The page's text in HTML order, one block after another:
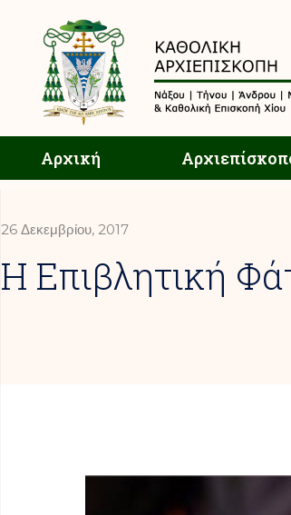
Αρχική
26 Δεκεμβρίου, 2017
Η Επιβλητική